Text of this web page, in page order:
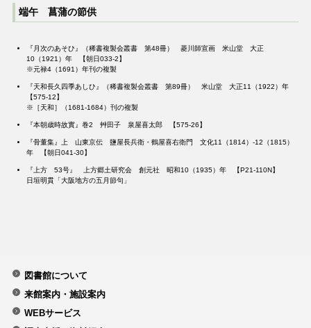
端午 菖蒲の節供
『月次のあそひ』（稀書複製会叢書 第48冊） 菱川師宣画 米山堂 大正
10（1921）年 【朝日033-2】
※元禄4（1691）年刊の複製
『天和長久四季あしひ』（稀書複製会叢書 第89冊） 米山堂 大正11（1922）年
【575-12】
※［天和］（1681-1684）刊の複製
『本朝歳時故實』巻2 艸田子 泉屋喜太郎 【575-26】
『骨董集』上 山東京伝 鹽屋長兵衛・鶴屋喜右衛門 文化11（1814）-12（1815）
年 【朝日041-30】
『上方 53号』 上方郷土研究会 創元社 昭和10（1935）年 【P21-110N】
日垣明貫「大阪地方の五月節句」
図書館について
来館案内・施設案内
WEBサービス